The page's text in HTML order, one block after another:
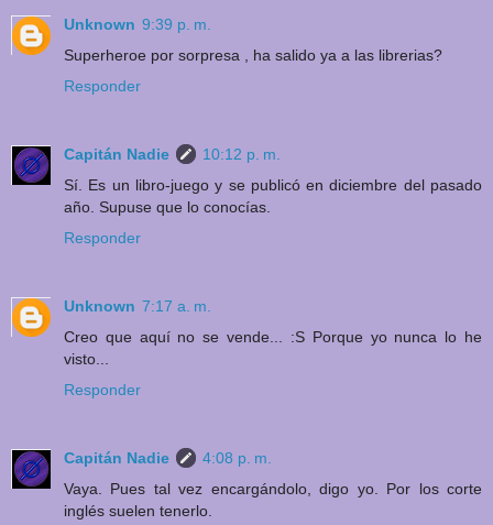
Unknown 9:39 p. m.
Superheroe por sorpresa , ha salido ya a las librerias?
Responder
Capitán Nadie
10:12 p. m.
Sí. Es un libro-juego y se publicó en diciembre del pasado
año. Supuse que lo conocías.
Responder
Unknown 7:17 a. m.
Creo que aquí no se vende... :S Porque yo nunca lo he
visto...
Responder
Capitán Nadie
4:08 p. m.
Vaya. Pues tal vez encargándolo, digo yo. Por los corte
inglés suelen tenerlo.